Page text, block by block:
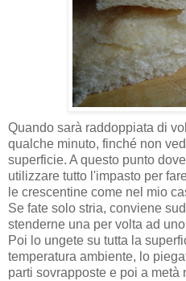
Quando sarà raddoppiata di
qualche minuto, finché non
superficie. A questo punto
utilizzare tutto l'impasto per
le crescentine come nel mio
Se fate solo stria, conviene
stenderne una per volta ad
Poi lo ungete su tutta la
temperatura ambiente, lo
parti sovrapposte e poi a metà